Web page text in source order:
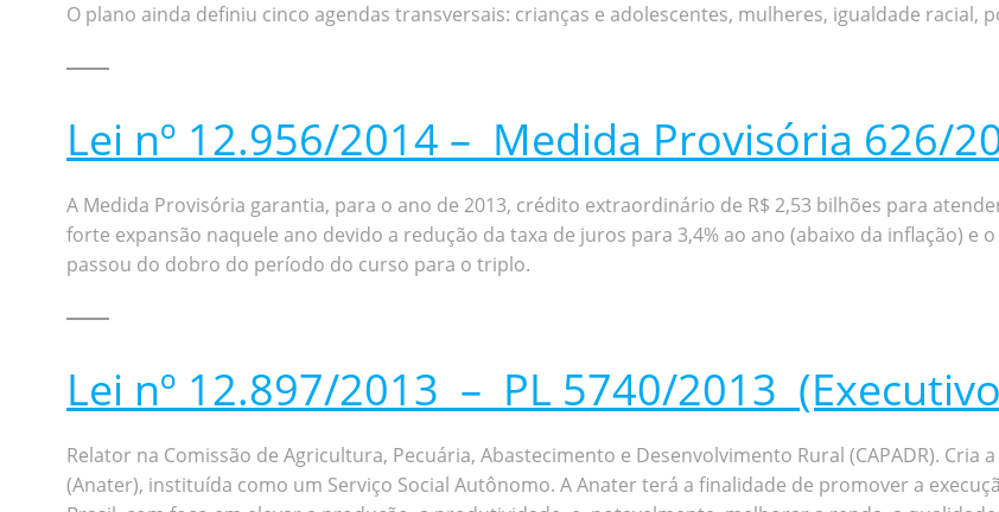
O plano ainda definiu cinco agendas transversais: crianças e adolescentes, mulheres, igualdade racial,
Lei nº 12.956/2014 – Medida Provisória 626/
A Medida Provisória garantia, para o ano de 2013, crédito extraordinário de R$ 2,53 bilhões para
forte expansão naquele ano devido a redução da taxa de juros para 3,4% ao ano (abaixo da inflação)
passou do dobro do período do curso para o triplo.
Lei nº 12.897/2013 – PL 5740/2013
Relator na Comissão de Agricultura, Pecuária, Abastecimento e Desenvolvimento Rural (CAPADR). Cria
(Anater), instituída como um Serviço Social Autônomo. A Anater terá a finalidade de promover a